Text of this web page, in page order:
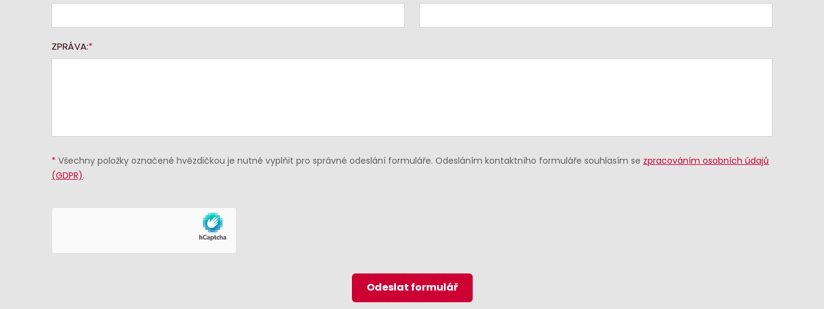
ZPRÁVA:
* Všechny položky označené hvězdičkou je nutné vyplňit pro správné odeslání formuláře. Odesláním kontaktního formuláře souhlasím se zpracováním osobních údajů
(GDPR).
Odeslat formulář